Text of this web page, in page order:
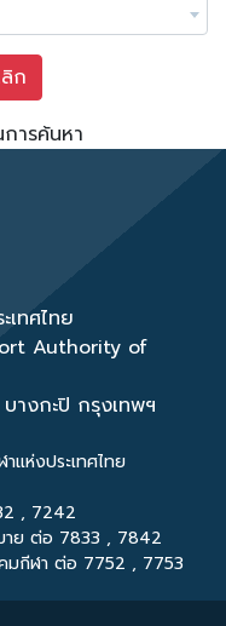
ารค้นหา
ทศไทย
Authority of
างกะปิ กรุงเทพฯ
แห่งประเทศไทย
, 7242
ย ต่อ 7833 , 7842
มกีฬา ต่อ 7752 , 7753